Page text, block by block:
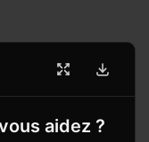
aidez ?